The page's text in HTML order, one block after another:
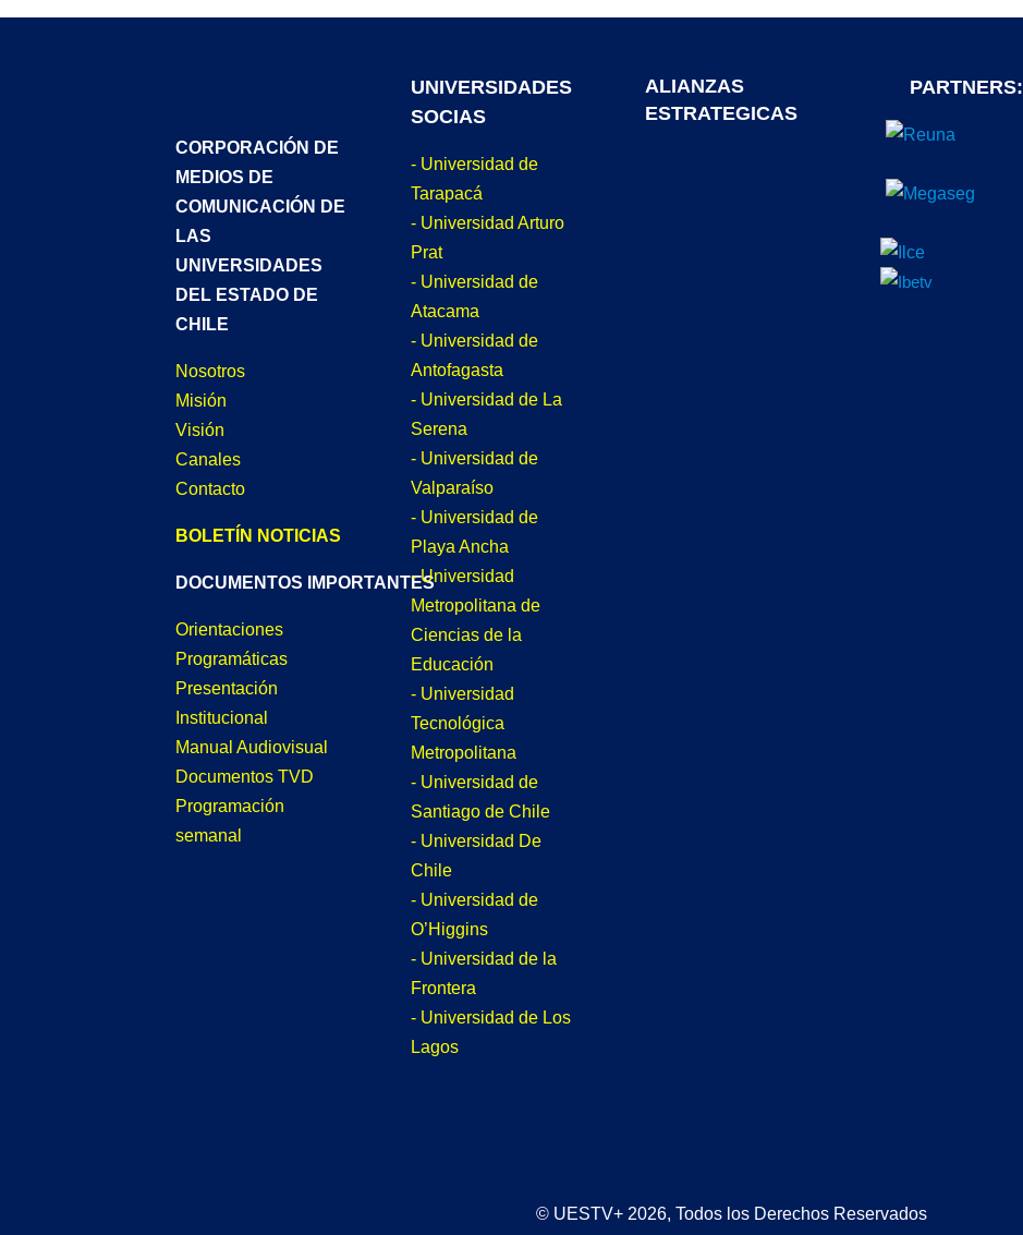
CORPORACIÓN DE
MEDIOS DE
COMUNICACIÓN DE
LAS
UNIVERSIDADES
DEL ESTADO DE
CHILE
Nosotros
Misión
Visión
Canales
Contacto
BOLETÍN NOTICIAS
DOCUMENTOS IMPORTANTES
Orientaciones
Programáticas
Presentación
Institucional
Manual Audiovisual
Documentos TVD
Programación
semanal
UNIVERSIDADES
SOCIAS
- Universidad de
Tarapacá
- Universidad Arturo
Prat
- Universidad de
Atacama
- Universidad de
Antofagasta
- Universidad de La
Serena
- Universidad de
Valparaíso
- Universidad de
Playa Ancha
- Universidad
Metropolitana de
Ciencias de la
Educación
- Universidad
Tecnológica
Metropolitana
- Universidad de
Santiago de Chile
- Universidad De
Chile
- Universidad de
O’Higgins
- Universidad de la
Frontera
- Universidad de Los
Lagos
ALIANZAS
ESTRATEGICAS
PARTNERS:
© UESTV+ 2026, Todos los Derechos Reservados